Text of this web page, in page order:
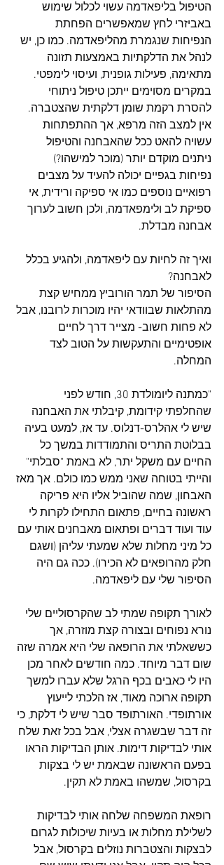
הטיפול בליפאדמה עשוי לכלול שימוש
באביזרי לחץ שמאפשרים הפחתת
הנפיחות שנגמרת מהליפאדמה. כמו כן, יש
לנהל את הדלקתיות באמצעות תזונה
מתאימה, פעילות גופנית, ועיסוי לימפטי.
במקרים מסוימים ייתכן טיפול ניתוחי
להסרת רקמת שומן דלקתית שהצטברה.
אין למצב הזה מרפא, אך ההתפתחות
עשויה להאט ככל שהאבחנה והטיפול
ניתנים מוקדם יותר (מוכר למישהו?)
נפיחות בגפיים יכולה להעיד על מצבים
רפואיים נוספים כמו אי ספיקה ורידית, אי
ספיקת לב ולימפאדמה, ולכן חשוב לערוך
אבחנה מבדלת.
ואיך זה לחיות עם ליפאדמה, ולהגיע בכלל
לאבחנה?
הסיפור של תמר הורוביץ ממחיש קצת
מהתלאות שבוודאי יהיו מוכרות לרובנו, אבל
לא פחות חשוב- מצייר דרך לחיים
אופטימיים והתעקשות על הטוב לצד
המחלה.
"כמתנה ליומולדת 30, חודש לפני
שהחלפתי קידומת, קיבלתי את האבחנה
שיש לי אהלרס-דנלוס. עד אז, למעט בעיה
בבלוטת התריס והתמודדות במשך כל
החיים עם משקל יתר, לא באמת "סבלתי"
והייתי בטוחה שאני ממש כמו כולם. אך מאז
האבחון, שמה שהוביל אליו היא פריקה
ראשונה בחיים, פתאום התחילו לקרות לי
עוד ועוד דברים ופתאום מאבחנים אותי עם
כל מיני מחלות שלא שמעתי עליהן (ושגם
חלק מהרופאים לא הכירו). ככה גם היה
הסיפור שלי עם ליפאדמה.
לאורך תקופה שמתי לב שהקרסוליים שלי
נורא נפוחים ובצורה קצת מוזרה, אך
כששאלתי את הרופאה שלי היא אמרה שזה
שום דבר מיוחד. כמה חודשים לאחר מכן
היו לי כאבים בכף הרגל שלא עברו למשך
תקופה ארוכה מאוד, אז הלכתי לייעוץ
אורתופדי. האורתופד סבר שיש לי דלקת, כי
זה דבר שבשגרה אצלי, אבל בכל זאת שלח
אותי לבדיקות דימות. אותן הבדיקות הראו
בפעם הראשונה שבאמת יש לי בצקות
בקרסול, שמשהו באמת לא תקין.
רופאת המשפחה שלחה אותי לבדיקות
לשלילת מחלות או בעיות שיכולות לגרום
לבצקות והצטברות נוזלים בקרסול, אבל